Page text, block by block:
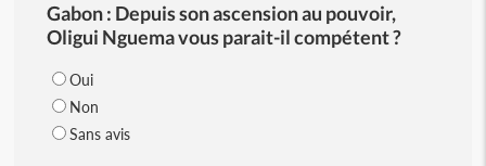
Gabon : Depuis son ascension au pouvoir,
Oligui Nguema vous parait-il compétent ?
Oui
Non
Sans avis